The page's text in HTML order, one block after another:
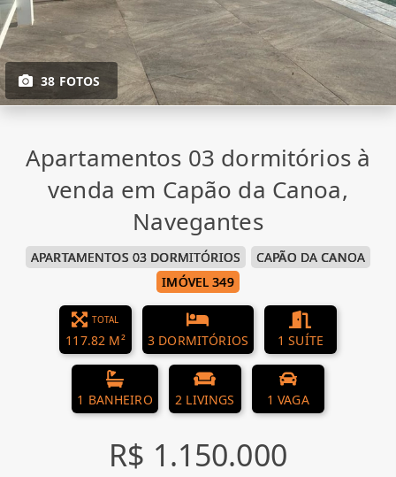
38 FOTOS
Apartamentos 03 dormitórios à
venda em Capão da Canoa,
Navegantes
APARTAMENTOS 03 DORMITÓRIOS
CAPÃO DA CANOA
IMÓVEL 349
TOTAL
117.82 M² 3 DORMITÓRIOS 1 SUÍTE
1 BANHEIRO 2 LIVINGS 1 VAGA
R$ 1.150.000